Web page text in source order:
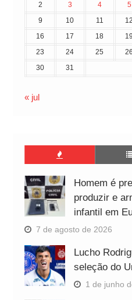
2
3 4 5
9
10 11 12
16
17 18 19
23
24 25 26
30
31
« jul
Homem é
produzir e
infantil em
7 de agosto de 2026
Lucho
seleção do
1 de junho